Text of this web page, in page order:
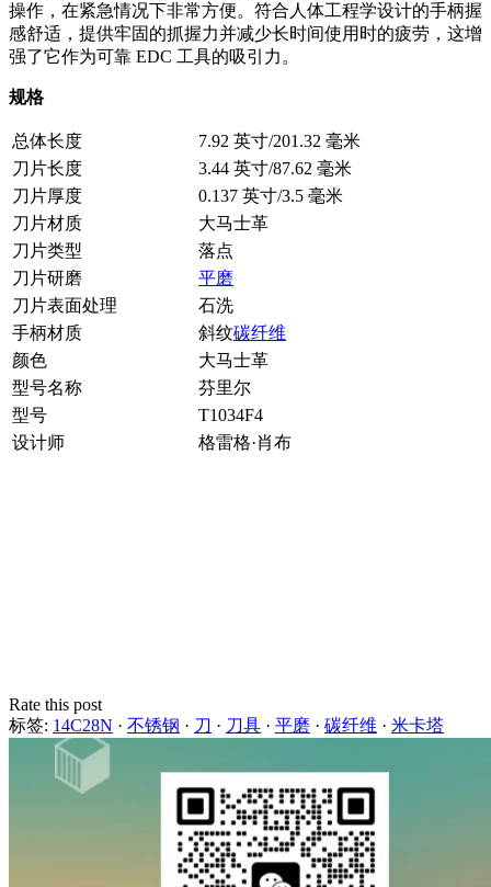
操作，在紧急情况下非常方便。符合人体工程学设计的手柄握
感舒适，提供牢固的抓握力并减少长时间使用时的疲劳，这增
强了它作为可靠 EDC 工具的吸引力。
规格
总体长度
7.92 英寸/201.32 毫米
刀片长度
3.44 英寸/87.62 毫米
刀片厚度
0.137 英寸/3.5 毫米
刀片材质
大马士革
刀片类型
落点
刀片研磨
平磨
刀片表面处理
石洗
手柄材质
斜纹碳纤维
颜色
大马士革
型号名称
芬里尔
型号
T1034F4
设计师
格雷格·肖布
Rate this post
标签: 14C28N · 不锈钢 · 刀 · 刀具 · 平磨 · 碳纤维 · 米卡塔